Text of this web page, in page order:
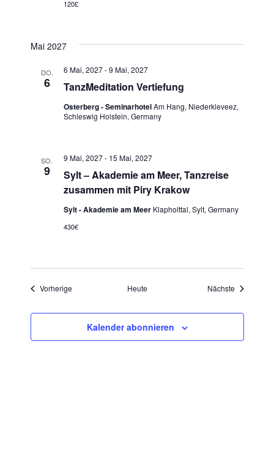
120£
Mai 2027
DO.
6 TanzMeditation Vertiefung
6 Mai, 2027-9 Mai, 2027
Osterberg - SeminarhotelAm Hang, Niederkleveez,
Schleswig Holstein, Germany
SO.
9
Sylt – Akademie am Meer, Tanzreise
zusammen mit Piry Krakow
9 Mai, 2027- 15 Mai, 2027
Sylt - Akademie am Meer Klapholttal, Sylt, Germany
430€
VorherigeVeranstaltungen Heute Nächste
Kalender abonnieren